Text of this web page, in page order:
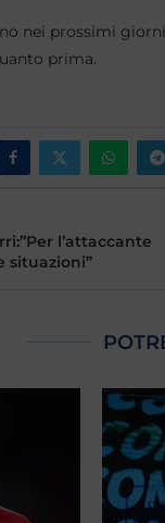
nei prossimi
prima.
l’attaccante
situazioni”